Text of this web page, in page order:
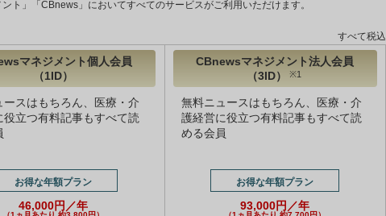
ト」「CBnews」においてすべてのサービスがご利用いただけます。
すべて税込
マネジメント個人会員
（1ID）
ースはもちろん、医療・介
役立つ有料記事もすべて読
お得な年額プラン
46,000円／年
CBnewsマネジメント法人会員
（3ID）
※1
無料ニュースはもちろん、医療・介
護経営に役立つ有料記事もすべて読
める会員
お得な年額プラン
93,000円／年